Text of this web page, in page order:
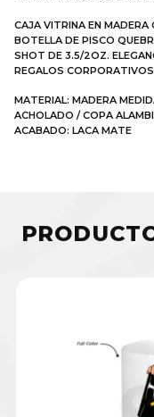
CAJA VITRINA EN MADERA
BOTELLA DE PISCO
SHOT DE 3.5/2OZ.
REGALOS
MATERIAL: MADERA
ACHOLADO / COPA
ACABADO: LACA MATE